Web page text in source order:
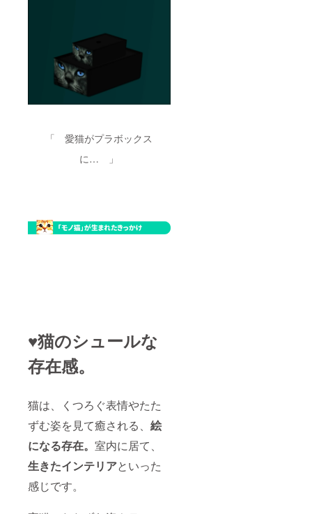
「 愛猫がプラボックス
に… 」
♥猫のシュールな
存在感。
猫は、くつろぐ表情やたた
ずむ姿を見て癒される、 絵
になる存在。 室内に居て、
生きたインテリアといった
感じです。